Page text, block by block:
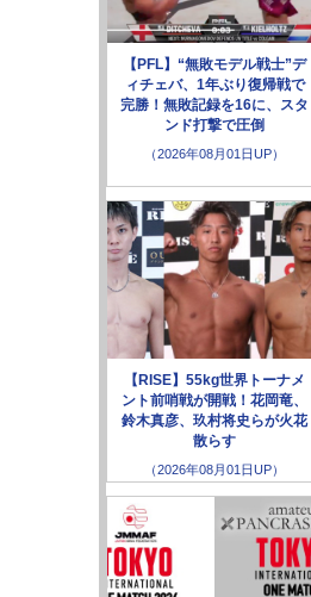
【PFL】“無敗モデル戦士”デ
ィチェバ、1年ぶり復帰戦で
完勝！無敗記録を16に、スタ
ンド打撃で圧倒
（2026年08月01日UP）
【RISE】55kg世界トーナメ
ント前哨戦が開戦！花岡竜、
鈴木真彦、玖村将史らが火花
散らす
（2026年08月01日UP）